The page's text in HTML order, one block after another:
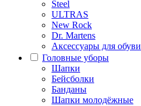
Steel
ULTRAS
New Rock
Dr. Martens
Аксессуары для обуви
Головные уборы
Шапки
Бейсболки
Банданы
Шапки молодёжные